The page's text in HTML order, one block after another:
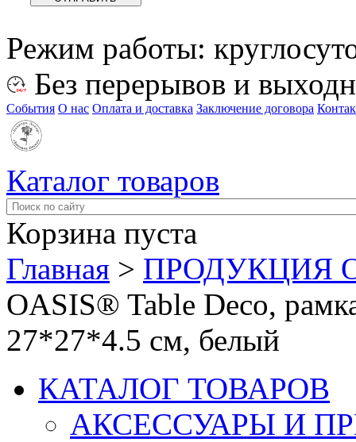
Режим работы:
Без перерывов и
События О нас Оплата и доставка Заключение договора
Каталог товаров
Корзина пуста
Главная > ПРОДУКЦИЯ
OASIS® Table Deco,
27*27*4.5 см, белый
КАТАЛОГ ТОВАРОВ
АКСЕССУАРЫ И